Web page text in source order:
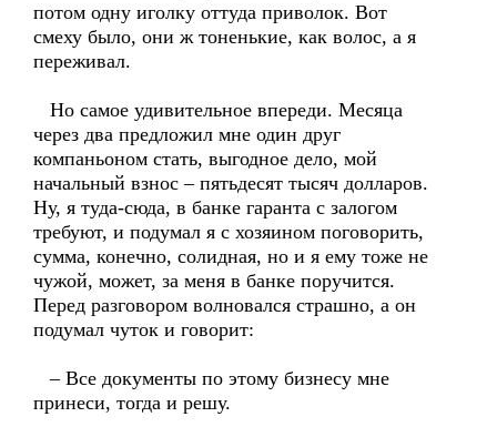
потом одну иголку оттуда приволок. Вот
смеху было, они ж тоненькие, как волос, а я
переживал.
Но самое удивительное впереди. Месяца
через два предложил мне один друг
компаньоном стать, выгодное дело, мой
начальный взнос – пятьдесят тысяч долларов.
Ну, я туда-сюда, в банке гаранта с залогом
требуют, и подумал я с хозяином поговорить,
сумма, конечно, солидная, но и я ему тоже не
чужой, может, за меня в банке поручится.
Перед разговором волновался страшно, а он
подумал чуток и говорит:
– Все документы по этому бизнесу мне
принеси, тогда и решу.